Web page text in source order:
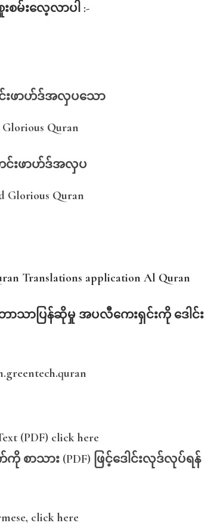
းစမ်းလေ့လာပါ :-
းဖာဟ်ဒ်အလှပသော
Glorious Quran
င်းဖာဟ်ဒ်အလှပ
Glorious Quran
Translations application Al Quran
ာသာပြန်ဆိုမှု အပလီကေးရှင်းကို ဒေါင်း
(PDF) click here
က်ကို စာသား (PDF) ဖြင့်ဒေါင်းလုဒ်လုပ်ရန်
click here